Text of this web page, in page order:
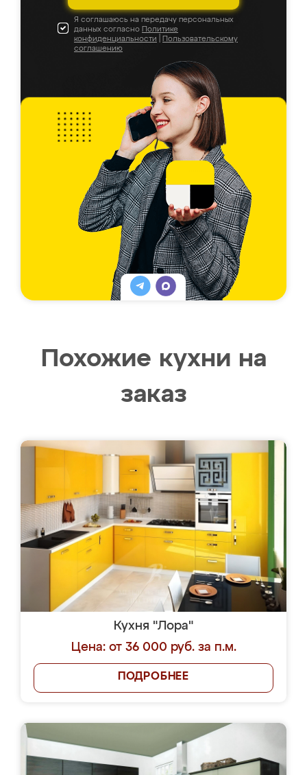
Я соглашаюсь на передачу персональных
данных согласно Политике
конфиденциальности
Пользовательскому
соглашению
Похожие кухни на
заказ
Кухня "Лора"
Цена: от 36 000 руб. за п.м.
ПОДРОБНЕЕ